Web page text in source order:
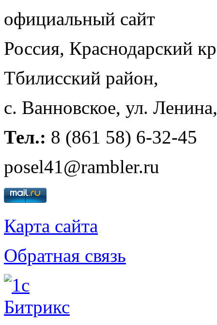
официальный сайт
Россия, Краснодарский
Тбилисский район,
с. Ванновское, ул.
Тел.: 8 (861 58) 6-32-45
posel41@rambler.ru
Карта сайта
Обратная связь